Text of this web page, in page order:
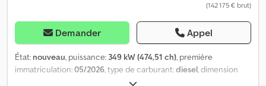
(142 175 € brut)
Demander Appel
État: nouveau, puissance: 349 kW (474,51 ch), première
immatriculation:05/2026, type de carburant:diesel, dimension
, configuration d'essieux: